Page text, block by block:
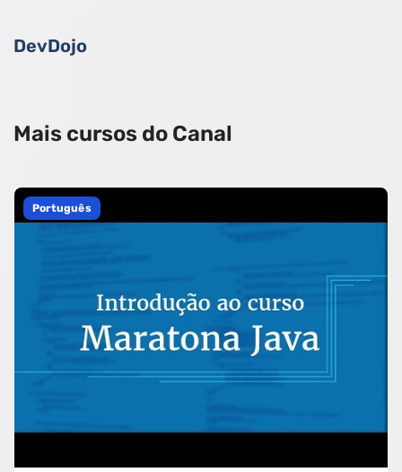
DevDojo
Mais cursos do Canal
Português